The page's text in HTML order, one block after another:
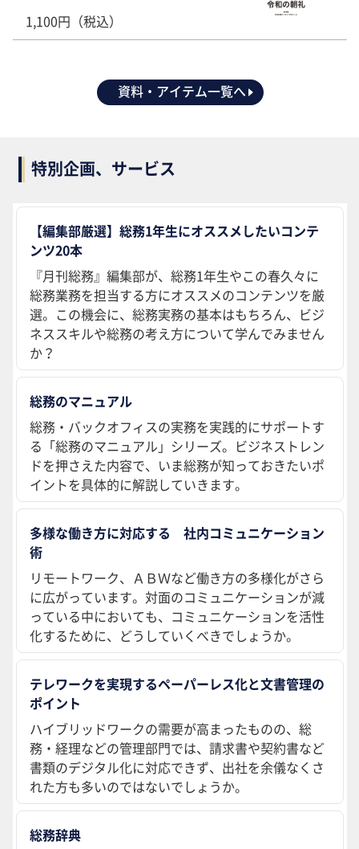
1,100円（税込）
資料・アイテム一覧へ
特別企画、サービス
【編集部厳選】総務1年生にオススメしたいコンテ
ンツ20本
『月刊総務』編集部が、総務1年生やこの春久々に
総務業務を担当する方にオススメのコンテンツを厳
選。この機会に、総務実務の基本はもちろん、ビジ
ネススキルや総務の考え方について学んでみません
か？
総務のマニュアル
総務・バックオフィスの実務を実践的にサポートす
る「総務のマニュアル」シリーズ。ビジネストレン
ドを押さえた内容で、いま総務が知っておきたいポ
イントを具体的に解説していきます。
多様な働き方に対応する 社内コミュニケーション
術
リモートワーク、ＡＢＷなど働き方の多様化がさら
に広がっています。対面のコミュニケーションが減
っている中においても、コミュニケーションを活性
化するために、どうしていくべきでしょうか。
テレワークを実現するペーパーレス化と文書管理の
ポイント
ハイブリッドワークの需要が高まったものの、総
務・経理などの管理部門では、請求書や契約書など
書類のデジタル化に対応できず、出社を余儀なくさ
れた方も多いのではないでしょうか。
総務辞典